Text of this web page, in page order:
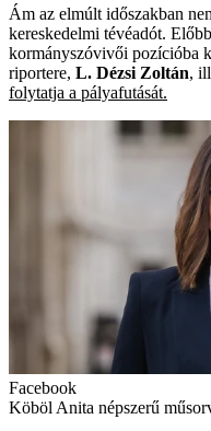
Ám az elmúlt időszakban
kereskedelmi tévéadót. Előbb
kormányszóvivői pozícióba
riportere, L. Dézsi Zoltán,
folytatja a pályafutását.
Facebook
Köböl Anita népszerű